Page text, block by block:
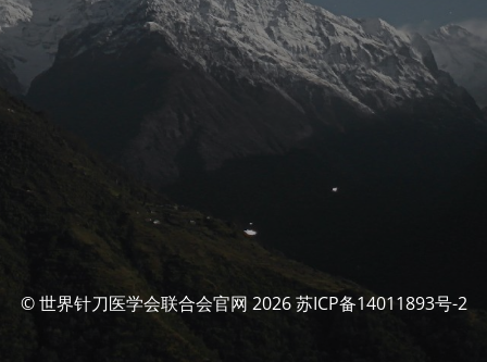
© 世界针刀医学会联合会官网 2026 苏ICP备14011893号-2